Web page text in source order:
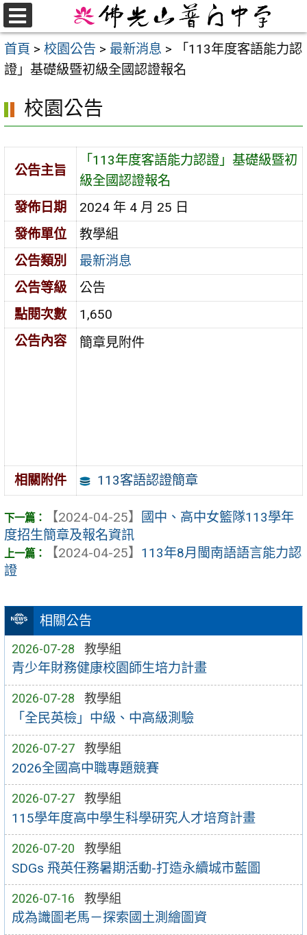
跳
至
主
要
首頁 > 校園公告 > 最新消息 >
「113年度客語能力認
證」基礎級暨初級全國認證報名
相關公告
2026-07-28 教學組
青少年財務健康校園師生培力計畫
2026-07-28 教學組
「全民英檢」中級、中高級測驗
2026-07-27 教學組
2026全國高中職專題競賽
2026-07-27 教學組
115學年度高中學生科學研究人才培育計畫
2026-07-20 教學組
SDGs 飛英任務暑期活動-打造永續城市藍圖
2026-07-16 教學組
成為識圖老馬－探索國土測繪圖資
校園公告
公告主旨
「113年度客語能力認證」基礎級暨初
級全國認證報名
發佈日期
2024 年 4 月 25 日
發佈單位
教學組
公告類別
最新消息
公告等級
公告
點閱次數
1,650
公告內容
簡章見附件
相關附件 113客語認證簡章
【2024-04-25】
國中、高中女籃隊113學年
度招生簡章及報名資訊
【2024-04-25】 113年8月閩南語語言能力認
證
選
單